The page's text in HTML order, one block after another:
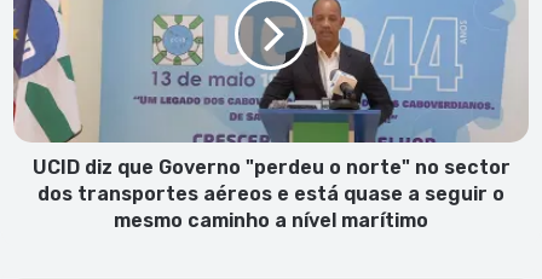
Governo
"perdeu
o
norte"
no
sector
dos
transportes
UCID diz que Governo "perdeu o norte" no sector
dos transportes aéreos e está quase a seguir o
mesmo caminho a nível marítimo